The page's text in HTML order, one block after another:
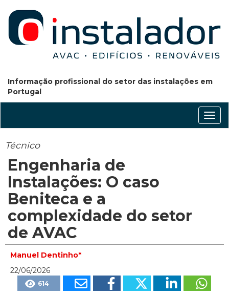
Informação profissional do setor das instalações em
Portugal
Técnico
Engenharia de
Instalações: O caso
Beniteca e a
complexidade do setor
de AVAC
Manuel Dentinho*
22/06/2026
614